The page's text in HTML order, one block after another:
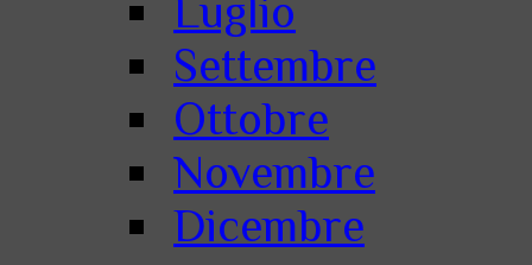
Luglio
Settembre
Ottobre
Novembre
Dicembre